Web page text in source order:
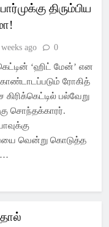
திரும்பிய
ago 0
‘ஹிட் மேன்’ என
ரோகித்
பல்வேறு
சொந்தக்காரர்.
வென்று கொடுத்த